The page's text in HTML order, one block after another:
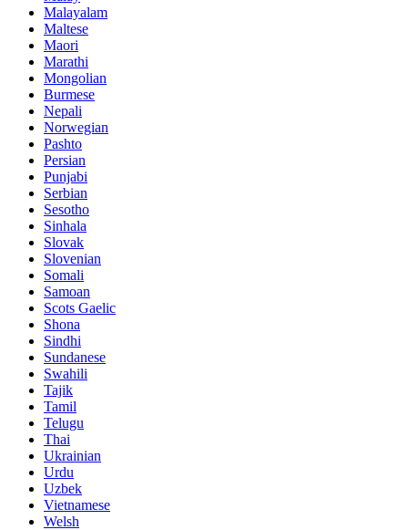
Malayalam
Maltese
Maori
Marathi
Mongolian
Burmese
Nepali
Norwegian
Pashto
Persian
Punjabi
Serbian
Sesotho
Sinhala
Slovak
Slovenian
Somali
Samoan
Scots Gaelic
Shona
Sindhi
Sundanese
Swahili
Tajik
Tamil
Telugu
Thai
Ukrainian
Urdu
Uzbek
Vietnamese
Welsh